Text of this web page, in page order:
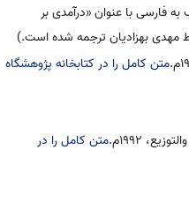
به فارسی با عنوان «درآمدی بر
مهدی بهزادیان ترجمه شده است.)
متن کامل را در کتابخانه پژوهشگاه
۱۹۹۲م.
متن کامل را در